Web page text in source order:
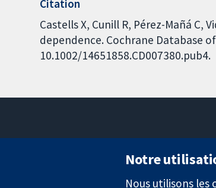
Citation
Castells X, Cunill R, Pérez-Mañá C,
dependence. Cochrane Database
10.1002/14651858.CD007380.pub4.
Notre
Nous utilisons